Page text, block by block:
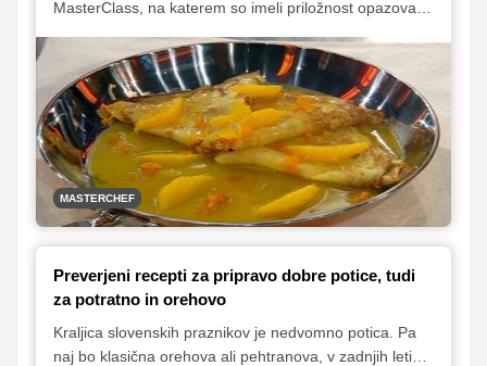
MasterClass, na katerem so imeli priložnost opazovati
najprej spopadel z mystery boxom iz predhodnega
izločitvenega izziva, iz katerega je ustvaril božansko
polento, v drugem delu pa je pripravil klasično
francosko jed, crepes Suzette.
MASTERCHEF
Preverjeni recepti za pripravo dobre potice, tudi
za potratno in orehovo
Kraljica slovenskih praznikov je nedvomno potica. Pa
naj bo klasična orehova ali pehtranova, v zadnjih letih